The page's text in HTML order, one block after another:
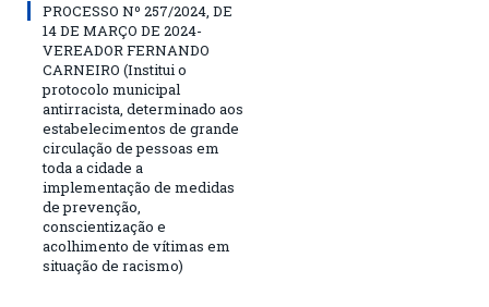
PROCESSO Nº 257/2024, DE
14 DE MARÇO DE 2024-
VEREADOR FERNANDO
CARNEIRO (Institui o
protocolo municipal
antirracista, determinado aos
estabelecimentos de grande
circulação de pessoas em
toda a cidade a
implementação de medidas
de prevenção,
conscientização e
acolhimento de vítimas em
situação de racismo)